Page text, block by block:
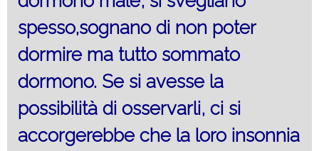
spesso,sognano di non poter
dormire ma tutto sommato
dormono. Se si avesse la
possibilità di osservarli, ci si
accorgerebbe che la loro insonnia